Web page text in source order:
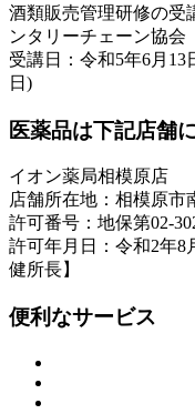
酒類販売管理研修の
ンタリーチェーン協会
受講日：令和5年6月13
日)
医薬品は下記店舗
イオン薬局相模原店
店舗所在地：相模原市
許可番号：地保第02-
許可年月日：令和2年8
健所長】
便利なサービス